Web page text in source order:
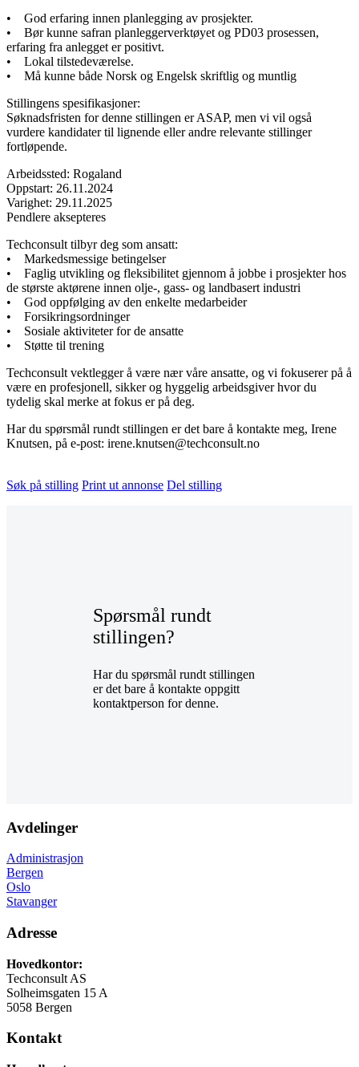
• God erfaring innen planlegging av prosjekter.
• Bør kunne safran planleggerverktøyet og PD03 prosessen,
erfaring fra anlegget er positivt.
• Lokal tilstedeværelse.
• Må kunne både Norsk og Engelsk skriftlig og muntlig
Stillingens spesifikasjoner:
Søknadsfristen for denne stillingen er ASAP, men vi vil også
vurdere kandidater til lignende eller andre relevante stillinger
fortløpende.
Arbeidssted: Rogaland
Oppstart: 26.11.2024
Varighet: 29.11.2025
Pendlere aksepteres
Techconsult tilbyr deg som ansatt:
• Markedsmessige betingelser
• Faglig utvikling og fleksibilitet gjennom å jobbe i prosjekter hos
de største aktørene innen olje-, gass- og landbasert industri
• God oppfølging av den enkelte medarbeider
• Forsikringsordninger
• Sosiale aktiviteter for de ansatte
• Støtte til trening
Techconsult vektlegger å være nær våre ansatte, og vi fokuserer på å
være en profesjonell, sikker og hyggelig arbeidsgiver hvor du
tydelig skal merke at fokus er på deg.
Har du spørsmål rundt stillingen er det bare å kontakte meg, Irene
Knutsen, på e-post: irene.knutsen@techconsult.no
Søk på stilling Print ut annonse Del stilling
Spørsmål rundt
stillingen?
Har du spørsmål rundt stillingen
er det bare å kontakte oppgitt
kontaktperson for denne.
Avdelinger
Administrasjon
Bergen
Oslo
Stavanger
Adresse
Hovedkontor:
Techconsult AS
Solheimsgaten 15 A
5058 Bergen
Kontakt